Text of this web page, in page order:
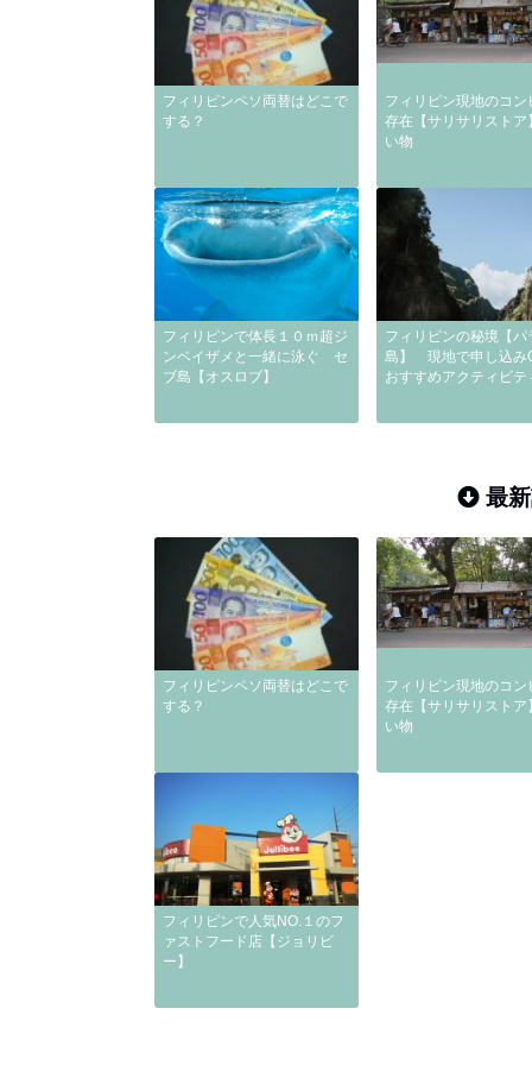
フィリピンペソ両替はどこで
する？
フィリピン現地のコン
存在【サリサリストア
い物
フィリピンで体長１０ｍ超ジ
ンベイザメと一緒に泳ぐ セ
ブ島【オスロブ】
フィリピンの秘境【パ
島】 現地で申し込み
おすすめアクティビテ
最
フィリピンペソ両替はどこで
する？
フィリピン現地のコン
存在【サリサリストア
い物
フィリピンで人気NO.１のフ
ァストフード店【ジョリビ
ー】